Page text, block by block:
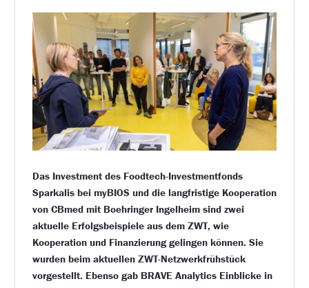
Das Investment des Foodtech-Investmentfonds
Sparkalis bei myBIOS und die langfristige Kooperation
von CBmed mit Boehringer Ingelheim sind zwei
aktuelle Erfolgsbeispiele aus dem ZWT, wie
Kooperation und Finanzierung gelingen können. Sie
wurden beim aktuellen ZWT-Netzwerkfrühstück
vorgestellt. Ebenso gab BRAVE Analytics Einblicke in